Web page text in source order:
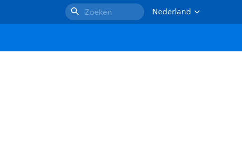
Zoeken
Nederland